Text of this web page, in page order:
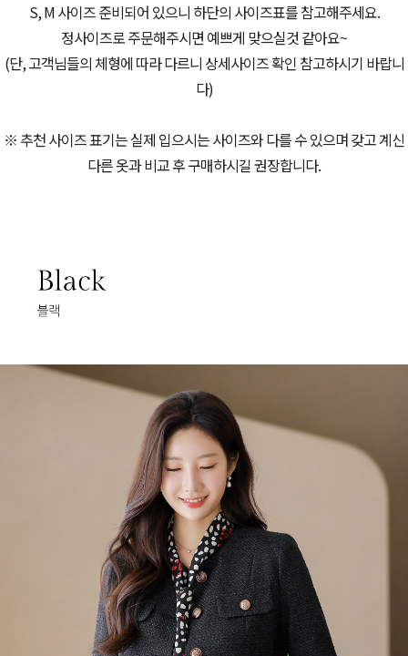
S, M 사이즈 준비되어 있으니 하단의 사이즈표를 참고해주세요.
정사이즈로 주문해주시면 예쁘게 맞으실것 같아요~
(단, 고객님들의 체형에 따라 다르니 상세사이즈 확인 참고하시기 바랍니
다)
※ 추천 사이즈 표기는 실제 입으시는 사이즈와 다를 수 있으며 갖고 계신
다른 옷과 비교 후 구매하시길 권장합니다.